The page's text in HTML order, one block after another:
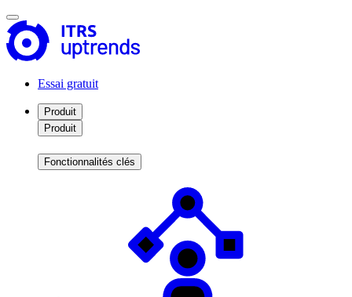
Essai gratuit
Produit
Produit
Fonctionnalités clés